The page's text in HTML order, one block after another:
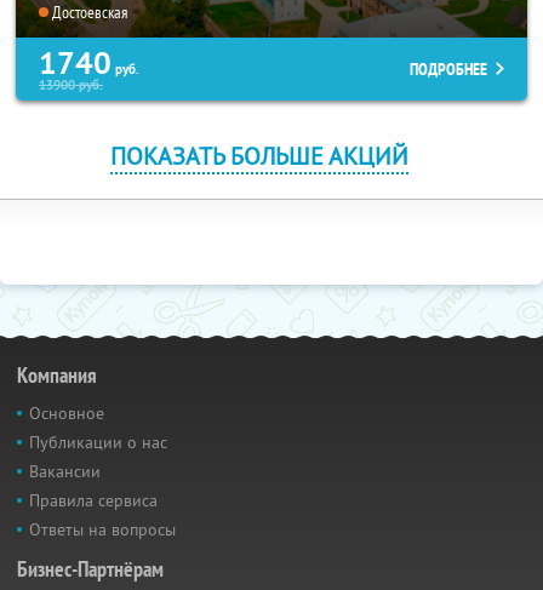
Достоевская
1740 руб.
13900руб.
ПОДРОБНЕЕ
ПОКАЗАТЬ БОЛЬШЕ АКЦИЙ
Компания
Основное
Публикации о нас
Вакансии
Правила сервиса
Ответы на вопросы
Бизнес-Партнёрам